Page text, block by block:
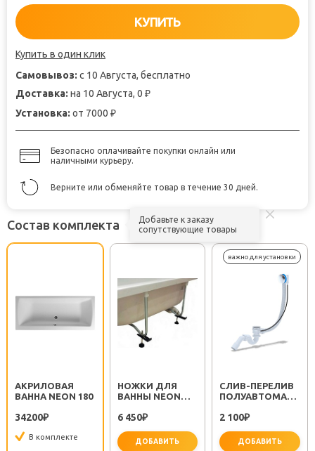
КУПИТЬ
Купить в один клик
Самовывоз: с 10 Августа, бесплатно
Доставка: на 10 Августа, 0 ₽
Установка: от 7000 ₽
Безопасно оплачивайте покупки онлайн или
наличными курьеру.
Верните или обменяйте товар в течение 30 дней.
Состав комплекта
Добавьте к заказу
сопутствующие товары
АКРИЛОВАЯ
ВАННА NEON 180
34200₽
В комплекте
НОЖКИ ДЛЯ
ВАННЫ NEON
6 450₽
ДОБАВИТЬ
CЛИВ-ПЕРЕЛИВ
ПОЛУАВТОМАТ
2 100₽
ДОБАВИТЬ